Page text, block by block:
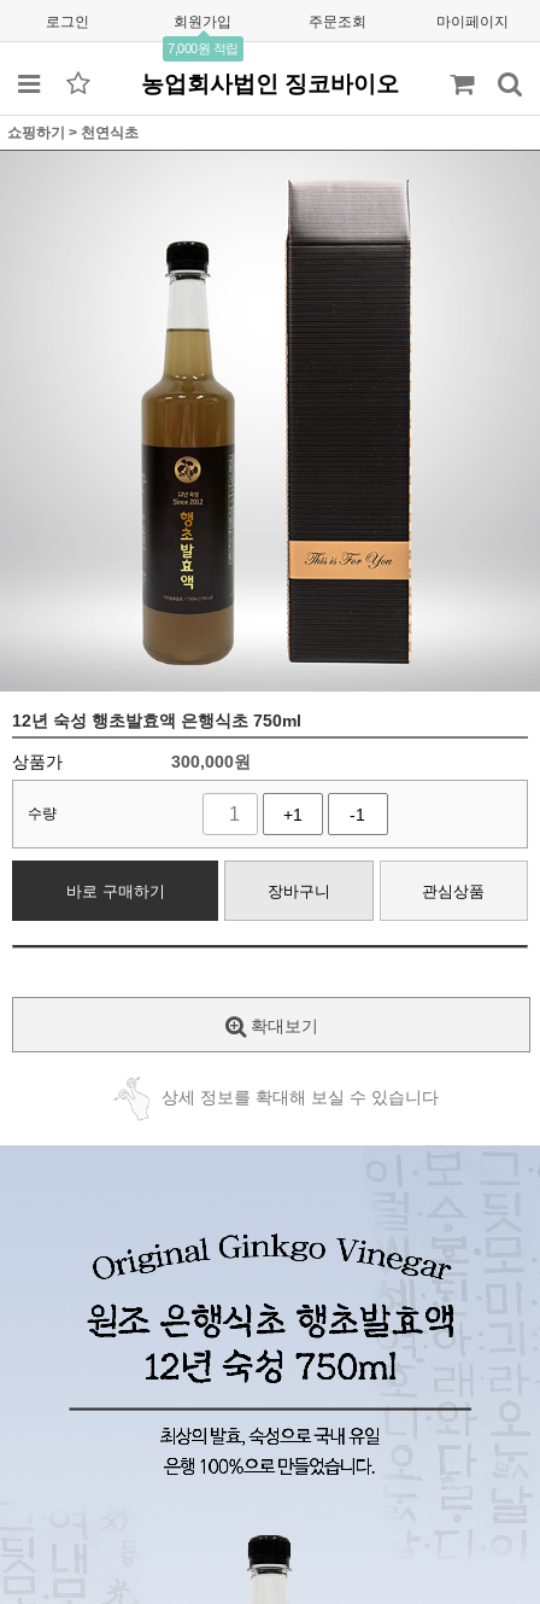
로그인 회원가입
7,000원 적립
주문조회 마이페이지
농업회사법인 징코바이오
쇼핑하기 > 천연식초
12년 숙성 행초발효액 은행식초 750ml
상품가 300,000원
수량 +1 -1
바로 구매하기 장바구니 관심상품
확대보기
상세 정보를 확대해 보실 수 있습니다